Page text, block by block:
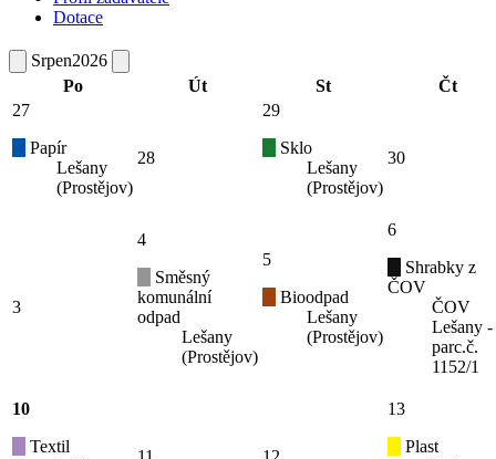
Dotace
Srpen2026
Po
Út St
Čt
27
Papír
Lešany
(Prostějov)
28
29
Sklo
Lešany
(Prostějov)
30
3
4
Směsný
komunální
odpad
Lešany
(Prostějov)
5
Bioodpad
Lešany
(Prostějov)
6
Shrabky z
ČOV
ČOV
Lešany -
parc.č.
1152/1
10
Textil
13
Plast